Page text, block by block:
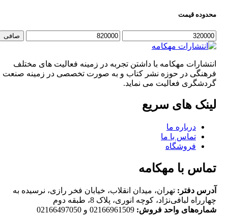
محدوده قیمت
حداقل
قیمت
حداكثر
صافی
انتشارات مهکامه با داشتن تجربه در زمینه فعالیت های مختلف
فرهنگی در حوزه نشر کتاب و به صورت تخصصی در زمینه صنعت
گردشگری فعالیت می نماید.
لینک های سریع
درباره ما
تماس با ما
فروشگاه
تماس با مهکامه
آدرس دفتر: تهران، میدان انقلاب، خیابان فخر رازی، نرسیده به
چهارراه لبافی‌نژاد، کوچه انوری، پلاک 8، طبقه دوم
شماره‌های واحد فروش: 02166961509 و 02166497050